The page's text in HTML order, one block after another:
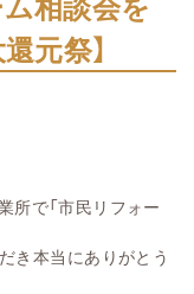
元祭】
業所で「市民リフォー
き本当にありがとう